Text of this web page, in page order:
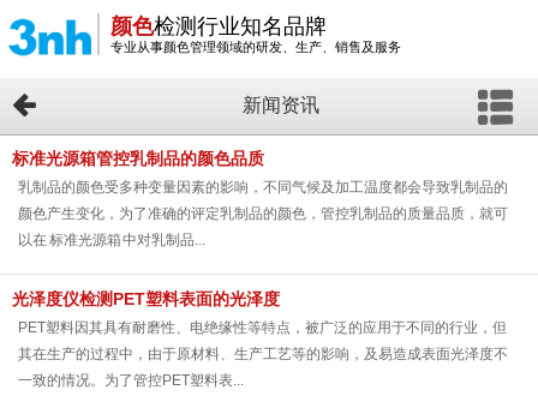
颜色检测行业知名品牌
专业从事颜色管理领域的研发、生产、销售及服务
新闻资讯
标准光源箱管控乳制品的颜色品质
乳制品的颜色受多种变量因素的影响，不同气候及加工温度都会导致乳制品的
颜色产生变化，为了准确的评定乳制品的颜色，管控乳制品的质量品质，就可
以在 标准光源箱 中对乳制品...
光泽度仪检测PET塑料表面的光泽度
PET塑料因其具有耐磨性、电绝缘性等特点，被广泛的应用于不同的行业，但
其在生产的过程中，由于原材料、生产工艺等的影响，及易造成表面光泽度不
一致的情况。为了管控PET塑料表...